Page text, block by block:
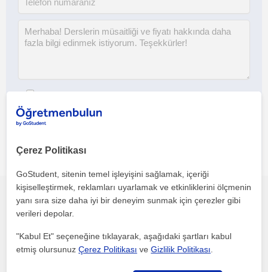
Bu profili paylaş veya e-posta ile gönder
Çerez Politikası
GoStudent, sitenin temel işleyişini sağlamak, içeriği
kişiselleştirmek, reklamları uyarlamak ve etkinliklerini ölçmenin
yanı sıra size daha iyi bir deneyim sunmak için çerezler gibi
verileri depolar.
"Kabul Et" seçeneğine tıklayarak, aşağıdaki şartları kabul
etmiş olursunuzÇerez Politikası veGizlilik Politikası